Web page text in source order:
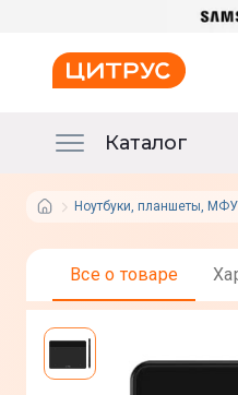
Каталог
Ноутбуки, планшеты, МФУ
Все о товаре